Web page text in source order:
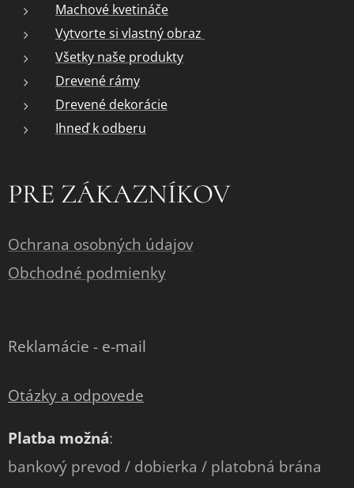
Machové kvetináče
Vytvorte si vlastný obraz
Všetky naše produkty
Drevené rámy
Drevené dekorácie
Ihneď k odberu
PRE ZÁKAZNÍKOV
Ochrana osobných údajov
Obchodné podmienky
Reklamácie - e-mail
Otázky a odpovede
Platba možná:
bankový prevod / dobierka / platobná brána